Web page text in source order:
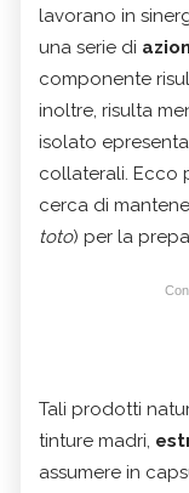
lavorano in
una serie di
componente
inoltre, risulta
isolato
collaterali. Ecco
cerca di
toto) per la
Tali prodotti
tinture madri,
assumere in